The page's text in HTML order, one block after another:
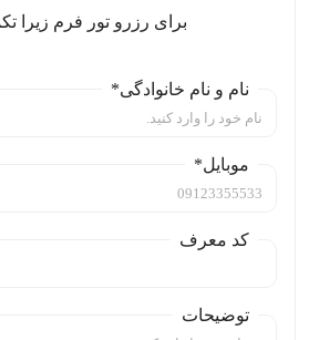
برای رزرو تور فرم زیرا
نام و نام خانوادگی*
موبایل*
کد معرف
توضیحات